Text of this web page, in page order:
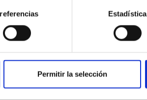
Estadística
Permitir la selección
06/2025 - 11:16:03